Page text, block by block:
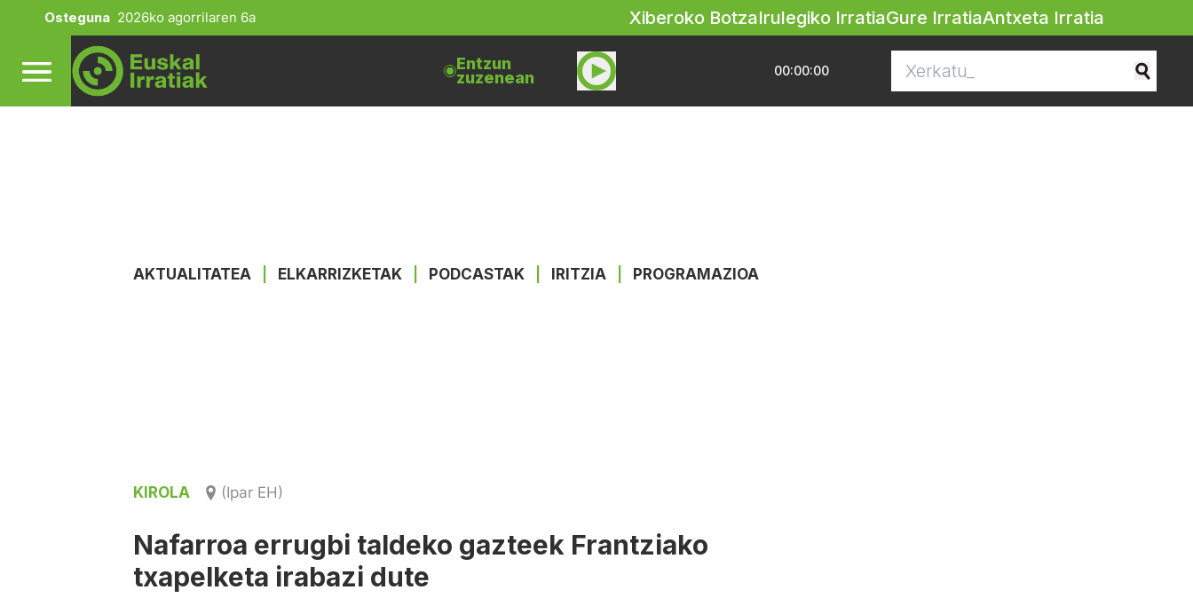
Osteguna 2026ko agorrilaren 6a Xiberoko BotzaIrulegiko IrratiaGure IrratiaAntxeta Irratia
Entzun
zuzenean 00:00:00
AKTUALITATEA ELKARRIZKETAK PODCASTAK IRITZIA PROGRAMAZIOA
KIROLA (Ipar EH)
Nafarroa errugbi taldeko gazteek Frantziako
txapelketa irabazi dute